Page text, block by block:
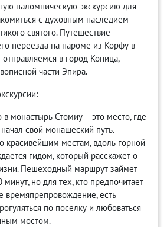
паломническую экскурсию для
с духовным наследием
святого. Путешествие
переезда на пароме из Корфу в
в город Коница,
части Эпира.
в монастырь Стомиу – это место, где
свой монашеский путь.
красивейшим местам, вдоль горной
гидом, который расскажет о
Пешеходный маршрут займет
минут, но для тех, кто предпочитает
времяпрепровождение, есть
по поселку и любоваться
мостом.